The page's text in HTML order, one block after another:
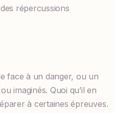
répercussions
face à un danger, ou un
imaginés. Quoi qu’il en
à certaines épreuves.